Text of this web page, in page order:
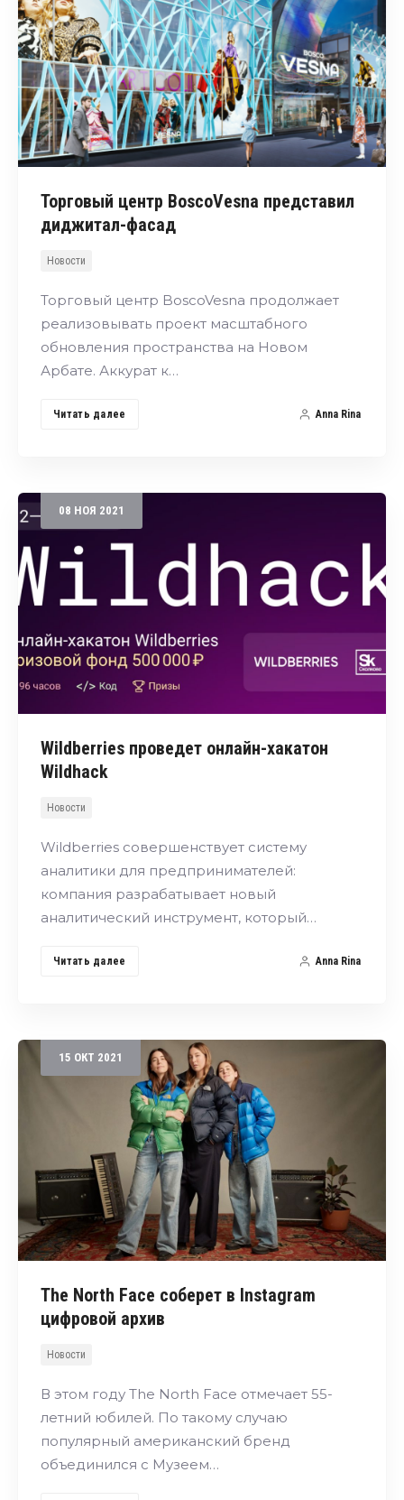
Торговый центр BoscoVesna представил
диджитал-фасад
Новости
Торговый центр BoscoVesna продолжает
реализовывать проект масштабного
обновления пространства на Новом
Арбате. Аккурат к…
Читать далее Anna Rina
08 НОЯ 2021
Wildberries проведет онлайн-хакатон
Wildhack
Новости
Wildberries совершенствует систему
аналитики для предпринимателей:
компания разрабатывает новый
аналитический инструмент, который…
Читать далее Anna Rina
15 ОКТ 2021
The North Face соберет в Instagram
цифровой архив
Новости
В этом году The North Face отмечает 55-
летний юбилей. По такому случаю
популярный американский бренд
объединился с Музеем…